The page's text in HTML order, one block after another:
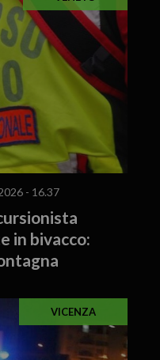
- 16.37
in bivacco:
VICENZA